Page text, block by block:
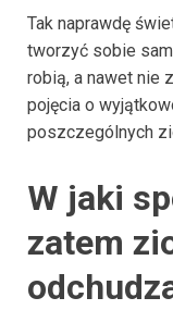
Tak naprawdę
tworzyć sobie
robią, a nawet nie
pojęcia o
poszczególnych
W jaki
zatem